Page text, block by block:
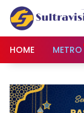
Langsung
konten
HOME
METRO